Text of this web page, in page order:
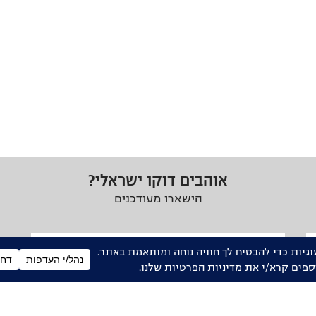
אוהבים דוקו ישראלי?
הישארו מעודכנים
אלקטרוני